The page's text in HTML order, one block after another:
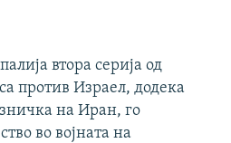
втора серија од
против Израел, додека
на Иран, го
во војната на